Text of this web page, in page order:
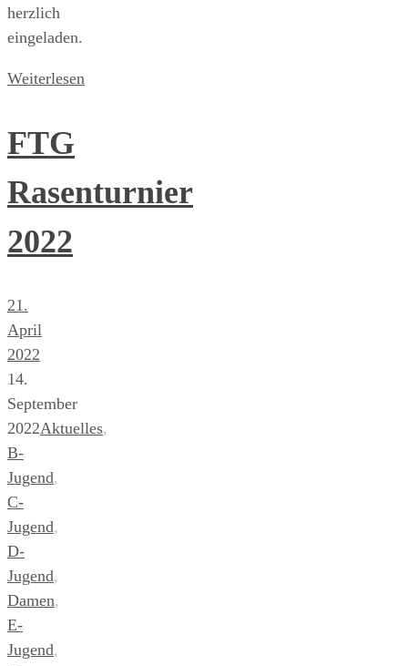
herzlich
eingeladen.
Weiterlesen
FTG
Rasenturnier
2022
21.
April
2022
14.
September
2022Aktuelles,
B-
Jugend,
C-
Jugend,
D-
Jugend,
Damen,
E-
Jugend,